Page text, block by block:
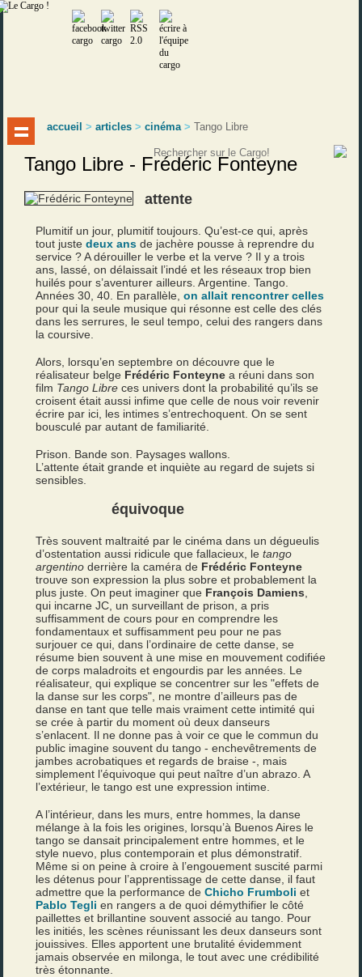
accueil >articles >cinéma >Tango Libre
Tango Libre - Frédéric Fonteyne
attente
Plumitif un jour, plumitif toujours. Qu’est-ce qui, après
tout justedeux ans de jachère pousse à reprendre du
service ? A dérouiller le verbe et la verve ? Il y a trois
ans, lassé, on délaissait l’indé et les réseaux trop bien
huilés pour s’aventurer ailleurs. Argentine. Tango.
Années 30, 40. En parallèle,on allait rencontrer celles
pour qui la seule musique qui résonne est celle des clés
dans les serrures, le seul tempo, celui des rangers dans
la coursive.
Alors, lorsqu’en septembre on découvre que le
réalisateur belge Frédéric Fonteyne a réuni dans son
film Tango Libre ces univers dont la probabilité qu’ils se
croisent était aussi infime que celle de nous voir revenir
écrire par ici, les intimes s’entrechoquent. On se sent
bousculé par autant de familiarité.
Prison. Bande son. Paysages wallons.
L’attente était grande et inquiète au regard de sujets si
sensibles.
équivoque
Très souvent maltraité par le cinéma dans un dégueulis
d’ostentation aussi ridicule que fallacieux, letango
argentino derrière la caméra de Frédéric Fonteyne
trouve son expression la plus sobre et probablement la
plus juste. On peut imaginer que François Damiens
qui incarne JC, un surveillant de prison, a pris
suffisamment de cours pour en comprendre les
fondamentaux et suffisamment peu pour ne pas
surjouer ce qui, dans l’ordinaire de cette danse, se
résume bien souvent à une mise en mouvement codifiée
de corps maladroits et engourdis par les années. Le
réalisateur, qui explique se concentrer sur les "effets de
la danse sur les corps", ne montre d’ailleurs pas de
danse en tant que telle mais vraiment cette intimité qui
se crée à partir du moment où deux danseurs
s’enlacent. Il ne donne pas à voir ce que le commun du
public imagine souvent du tango - enchevêtrements de
jambes acrobatiques et regards de braise -, mais
simplement l’équivoque qui peut naître d’un abrazo. A
l’extérieur, le tango est une expression intime.
A l’intérieur, dans les murs, entre hommes, la danse
mélange à la fois les origines, lorsqu’à Buenos Aires le
tango se dansait principalement entre hommes, et le
style nuevo, plus contemporain et plus démonstratif.
Même si on peine à croire à l’engouement suscité parmi
les détenus pour l’apprentissage de cette danse, il faut
admettre que la performance deChicho Frumboli et
Pablo Tegli en rangers a de quoi démythifier le côté
paillettes et brillantine souvent associé au tango. Pour
les initiés, les scènes réunissant les deux danseurs sont
jouissives. Elles apportent une brutalité évidemment
jamais observée en milonga, le tout avec une crédibilité
très étonnante.